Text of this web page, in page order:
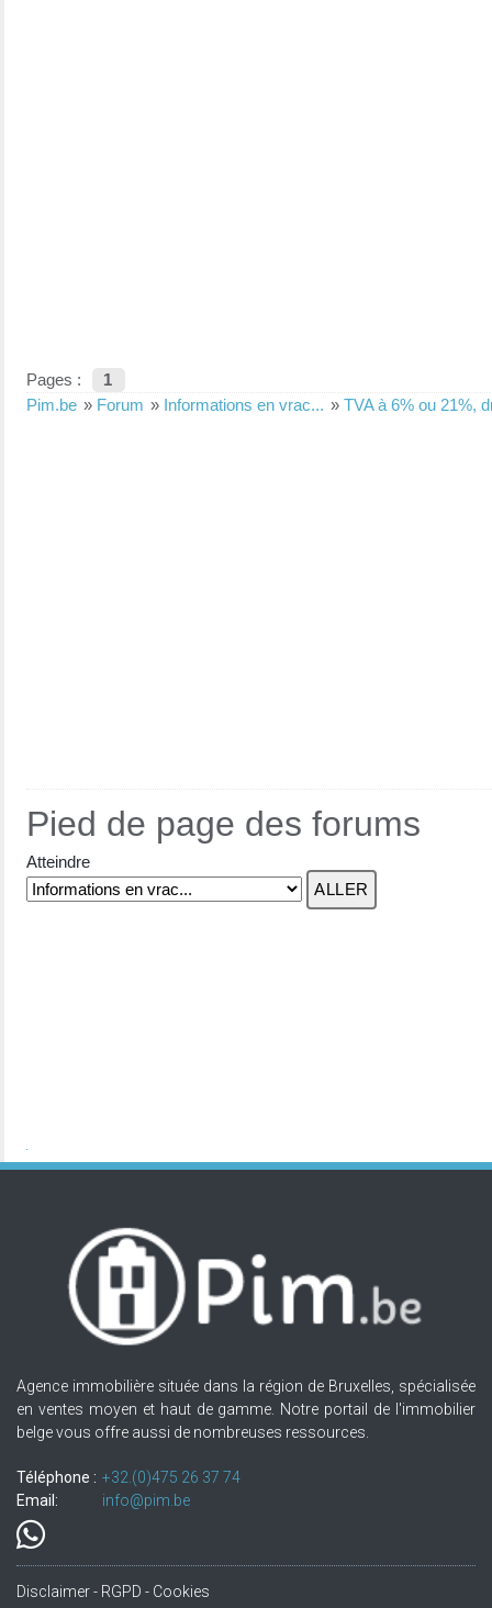
Pages :
1
Pim.be » Forum » Informations en vrac... » TVA à 6% ou 21%,
Pied de page des forums
Atteindre
Agence immobilière située dans la région de Bruxelles, spécialisée
en ventes moyen et haut de gamme. Notre portail de l'immobilier
belge vous offre aussi de nombreuses ressources.
Téléphone : +32.(0)475 26 37 74
Email:
info@pim.be
Disclaimer - RGPD - Cookies